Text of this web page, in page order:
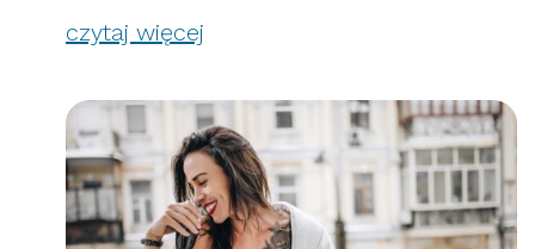
czytaj więcej